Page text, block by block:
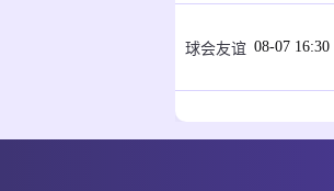
球会友谊 08-07 16:30
澳南女后备